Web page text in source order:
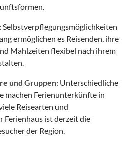
Selbstverpflegungsmöglichkeiten
ermöglichen es Reisenden, ihre
Mahlzeiten flexibel nach ihrem
und Gruppen: Unterschiedliche
machen Ferienunterkünfte in
Reisearten und
Ferienhaus ist derzeit die
der Region.